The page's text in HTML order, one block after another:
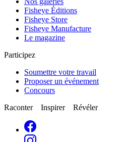
Fisheye Éditions
Fisheye Store
Fisheye Manufacture
Le magazine
Participez
Soumettre votre travail
Proposer un événement
Concours
Raconter Inspirer Révéler